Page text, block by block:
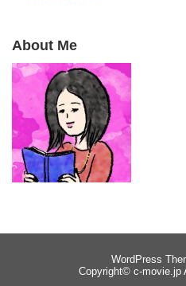
About Me
WordPress
Copyright© c-movie.jp